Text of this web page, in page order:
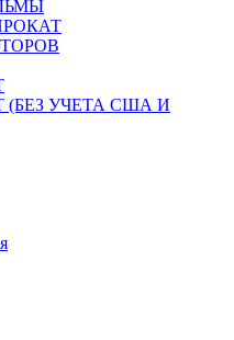
УЧЕТА США И